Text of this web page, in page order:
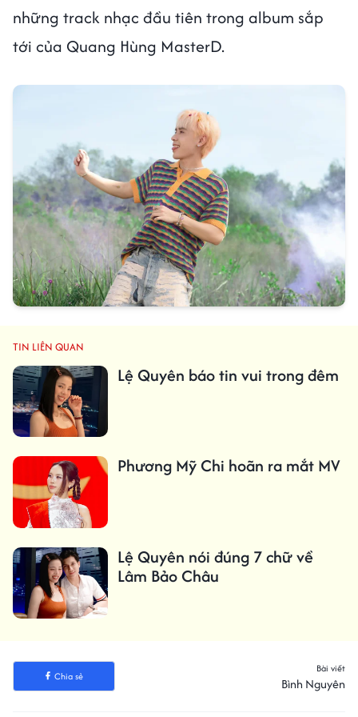
những track nhạc đầu tiên trong album sắp
tới của Quang Hùng MasterD.
TIN LIÊN QUAN
Lệ Quyên báo tin vui trong đêm
Phương Mỹ Chi hoãn ra mắt MV
Lệ Quyên nói đúng 7 chữ về
Lâm Bảo Châu
Chia sẻ
Bài viết
Bình Nguyên